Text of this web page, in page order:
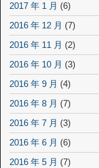
2017 年 1 月 (6)
2016 年 12 月 (7)
2016 年 11 月 (2)
2016 年 10 月 (3)
2016 年 9 月 (4)
2016 年 8 月 (7)
2016 年 7 月 (3)
2016 年 6 月 (6)
2016 年 5 月 (7)